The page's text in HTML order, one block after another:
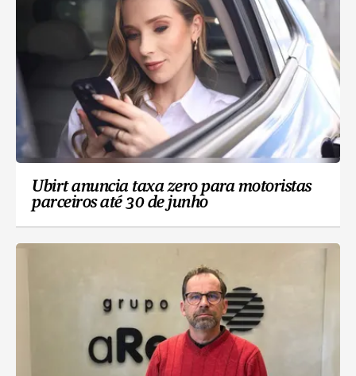
Ubirt anuncia taxa zero para motoristas
parceiros até 30 de junho